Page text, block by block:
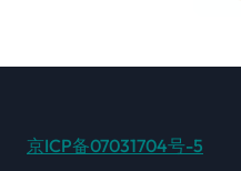
京ICP备07031704号-5